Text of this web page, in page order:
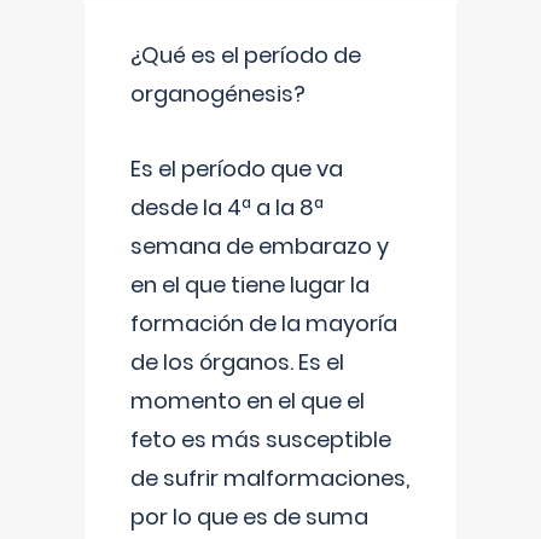
¿Qué es el período de
organogénesis?
Es el período que va
desde la 4ª a la 8ª
semana de embarazo y
en el que tiene lugar la
formación de la mayoría
de los órganos. Es el
momento en el que el
feto es más susceptible
de sufrir malformaciones,
por lo que es de suma